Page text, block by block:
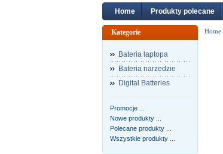
Home Produkty polecane
Kategorie
Bateria laptopa
Bateria narzedzie
Digital Batteries
Promocje ...
Nowe produkty ...
Polecane produkty ...
Wszystkie produkty ...
Home